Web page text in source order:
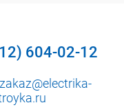
604-02-12
zakaz@electrika-